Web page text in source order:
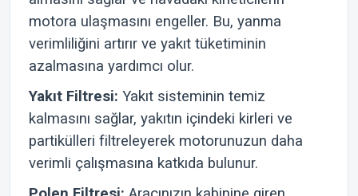
motora ulaşmasını engeller. Bu, yanma
verimliliğini artırır ve yakıt tüketiminin
azalmasına yardımcı olur.
Yakıt Filtresi: Yakıt sisteminin temiz
kalmasını sağlar, yakıtın içindeki kirleri ve
partikülleri filtreleyerek motorunuzun daha
verimli çalışmasına katkıda bulunur.